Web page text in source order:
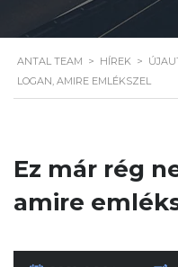
ANTAL TEAM > HÍREK >
LOGAN, AMIRE EMLÉKSZEL
Ez már rég
amire